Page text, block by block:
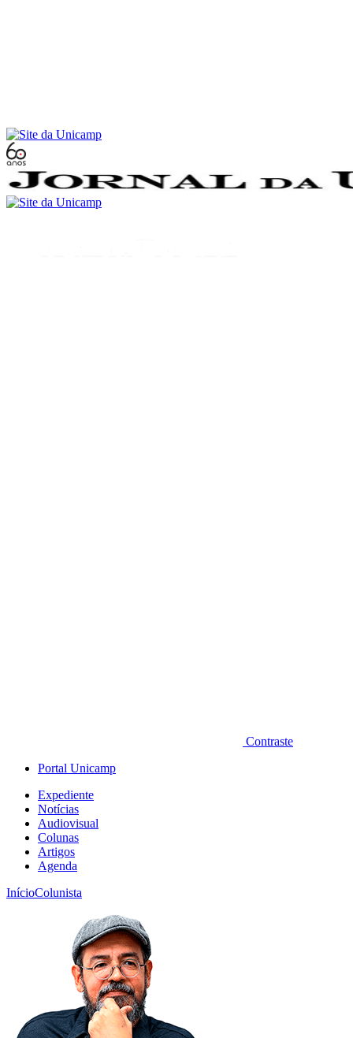
Contraste
Portal Unicamp
Expediente
Notícias
Audiovisual
Colunas
Artigos
Agenda
InícioColunista